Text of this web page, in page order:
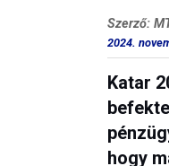
Szerző:
2024.
Katar
hogy